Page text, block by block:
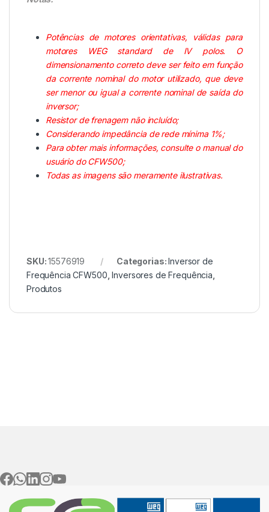
Potências de motores orientativas, válidas para
motores WEG standard de IV polos. O
dimensionamento correto deve ser feito em função
da corrente nominal do motor utilizado, que deve
ser menor ou igual a corrente nominal de saída do
inversor;
Resistor de frenagem não incluído;
Considerando impedância de rede mínima 1%;
Para obter mais informações, consulte o manual do
usuário do CFW500;
Todas as imagens são meramente ilustrativas.
SKU:15576919 Categorias:Inversor de
Frequência CFW500 ,Inversores de Frequência
Produtos